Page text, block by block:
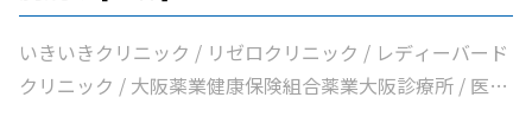
よしおか内科クリニック / 曲直部クリニック / 今泉医院 /
ＡＭＡＣｌｉｎｉｃ淡路町院 / 日本経済新聞社大阪本社診
療所
いきいきクリニック / リゼロクリニック / レディーバード
クリニック / 大阪薬業健康保険組合薬業大阪診療所 / 医療